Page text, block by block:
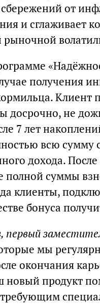
от
и сглаживает
получения
Клиент
досрочно, не
7 лет
всю сумму
дохода.
полной суммы
клиенты,
бонуса
первый
мы
окончания
продукт